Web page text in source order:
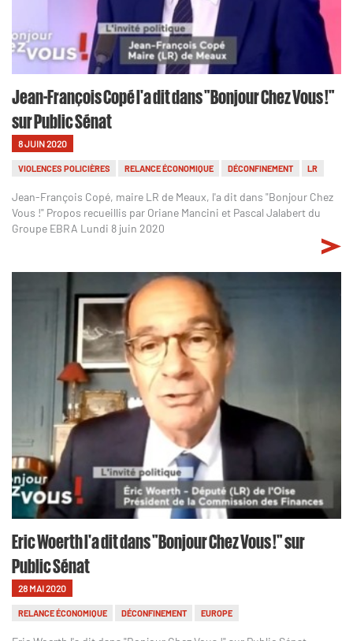
Jean-François Copé l'a dit dans "Bonjour Chez Vous !"
sur Public Sénat
8 JUIN 2020
VIOLENCES POLICIÈRES RELANCE ÉCONOMIQUE DÉCONFINEMENT LR
Jean-François Copé, maire LR de Meaux, l'a dit dans "Bonjour Chez
Vous !" Propos recueillis par Oriane Mancini et Pascal Jalabert du
Groupe EBRA Lundi 8 juin 2020
Eric Woerth l'a dit dans "Bonjour Chez Vous !" sur
Public Sénat
28 MAI 2020
RELANCE ÉCONOMIQUE DÉCONFINEMENT EUROPE